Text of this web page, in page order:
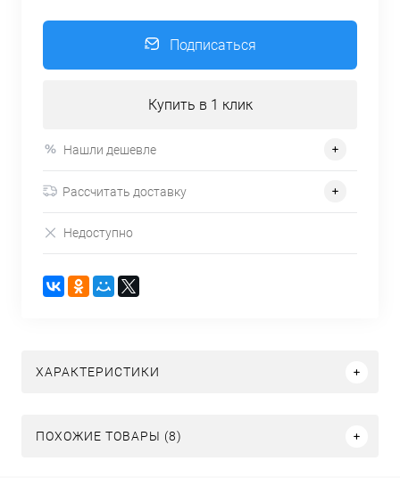
Подписаться
Купить в 1 клик
Нашли дешевле
Рассчитать доставку
Недоступно
ХАРАКТЕРИСТИКИ
ПОХОЖИЕ ТОВАРЫ (8)